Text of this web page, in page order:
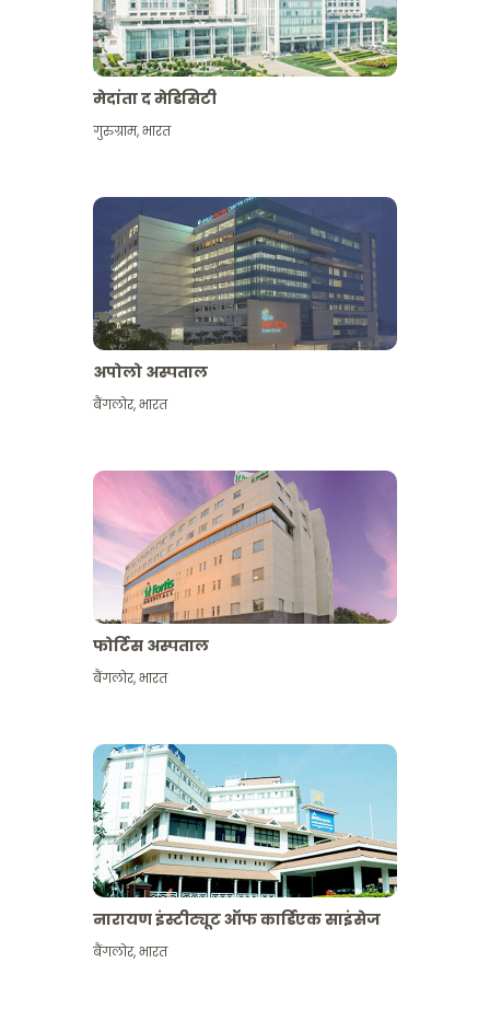
मेदांता द मेडिसिटी
गुरुग्राम,भारत
अपोलो अस्पताल
बैंगलोर,भारत
फोर्टिस अस्पताल
बैंगलोर,भारत
नारायण इंस्टीट्यूट ऑफ कार्डिएक साइंसेज
बैंगलोर,भारत